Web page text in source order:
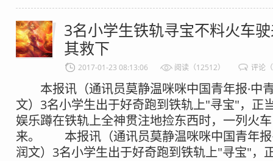
3名小学生铁轨寻宝不料火车
其救下
2017-01-23 08:13:06 阅读（12512） 评论
本报讯（通讯员莫静温咪咪中国青年报·中
文）3名小学生出于好奇跑到铁轨上"寻宝"，正
娱乐蹲在铁轨上全神贯注地捡东西时，一列火
来。 本报讯（通讯员莫静温咪咪中国青年报
润文）3名小学生出于好奇跑到铁轨上"寻宝"，